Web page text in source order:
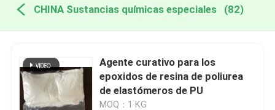
CHINA Sustancias químicas especiales (82)
Agente curativo para los
epoxidos de resina de poliurea
de elastómeros de PU
MOQ：1 KG